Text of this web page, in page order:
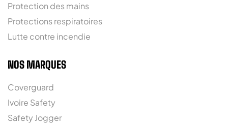
Protection des mains
Protections respiratoires
Lutte contre incendie
NOS MARQUES
Coverguard
Ivoire Safety
Safety Jogger